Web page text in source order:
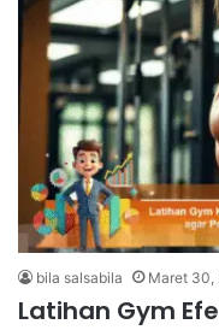
bila salsabila Maret 30,
Latihan Gym